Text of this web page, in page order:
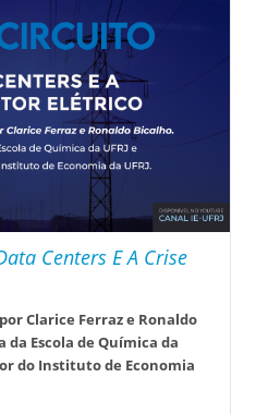
Centers E A Crise
Clarice Ferraz e Ronaldo
da Escola de Química da
do Instituto de Economia